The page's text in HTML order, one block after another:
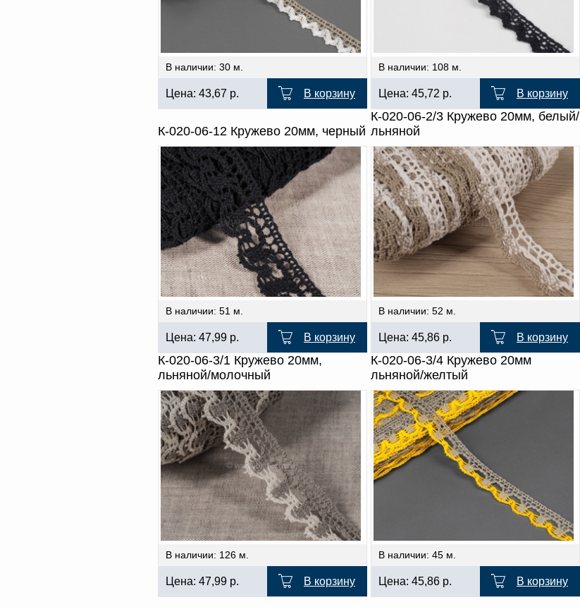
В наличии: 30 м.
Цена: 43,67 р. В корзину
В наличии: 108 м.
Цена: 45,72 р. В корзину
К-020-06-12 Кружево 20мм, черный
В наличии: 51 м.
Цена: 47,99 р. В корзину
К-020-06-2/3 Кружево 20мм, белый/
льняной
В наличии: 52 м.
Цена: 45,86 р. В корзину
К-020-06-3/1 Кружево 20мм,
льняной/молочный
В наличии: 126 м.
Цена: 47,99 р. В корзину
К-020-06-3/4 Кружево 20мм
льняной/желтый
В наличии: 45 м.
Цена: 45,86 р. В корзину